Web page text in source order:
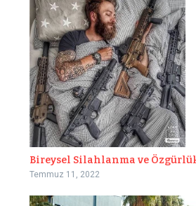
Bireysel Silahlanma ve
Temmuz 11, 2022